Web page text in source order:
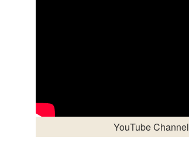
YouTube Channel